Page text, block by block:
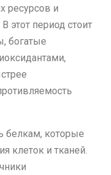
ресурсов и
этот период стоит
богатые
белкам, которые
клеток и тканей.